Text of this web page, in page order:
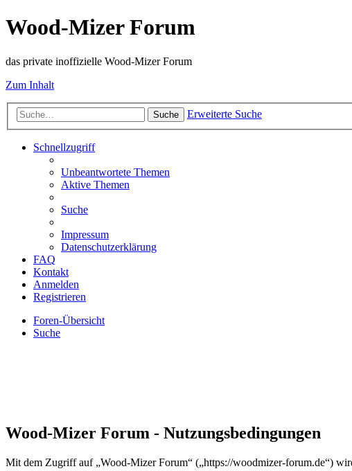
Wood-Mizer Forum
das private inoffizielle Wood-Mizer Forum
Zum Inhalt
Suche Erweiterte Suche
Schnellzugriff
Unbeantwortete Themen
Aktive Themen
Suche
Impressum
Datenschutzerklärung
FAQ
Kontakt
Anmelden
Registrieren
Foren-Übersicht
Suche
Wood-Mizer Forum - Nutzungsbedingungen
Mit dem Zugriff auf „Wood-Mizer Forum“ („https://woodmizer-forum.de“)